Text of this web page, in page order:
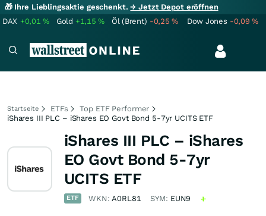
🎁 Ihre Lieblingsaktie geschenkt.→ Jetzt Depot eröffnen
DAX +0,01% Gold +1,15% Öl (Brent) -0,25% Dow Jones -0,09%
Startseite ETFs
Top ETF Performer
iShares III PLC – iShares EO Govt Bond 5-7yr UCITS ETF
iShares III PLC – iShares
EO Govt Bond 5-7yr
UCITS ETF
ETF WKN:A0RL81 SYM: EUN9